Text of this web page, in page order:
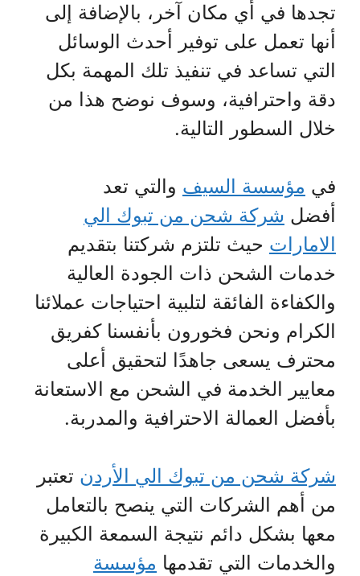
تجدها في أي مكان آخر، بالإضافة إلى
أنها تعمل على توفير أحدث الوسائل
التي تساعد في تنفيذ تلك المهمة بكل
دقة واحترافية، وسوف نوضح هذا من
خلال السطور التالية.
في مؤسسة السيف والتي تعد
أفضل شركة شحن من تبوك الي
الامارات حيث تلتزم شركتنا بتقديم
خدمات الشحن ذات الجودة العالية
والكفاءة الفائقة لتلبية احتياجات عملائنا
الكرام ونحن فخورون بأنفسنا كفريق
محترف يسعى جاهدًا لتحقيق أعلى
معايير الخدمة في الشحن مع الاستعانة
بأفضل العمالة الاحترافية والمدربة.
شركة شحن من تبوك الي الأردن تعتبر
من أهم الشركات التي ينصح بالتعامل
معها بشكل دائم نتيجة السمعة الكبيرة
والخدمات التي تقدمها مؤسسة